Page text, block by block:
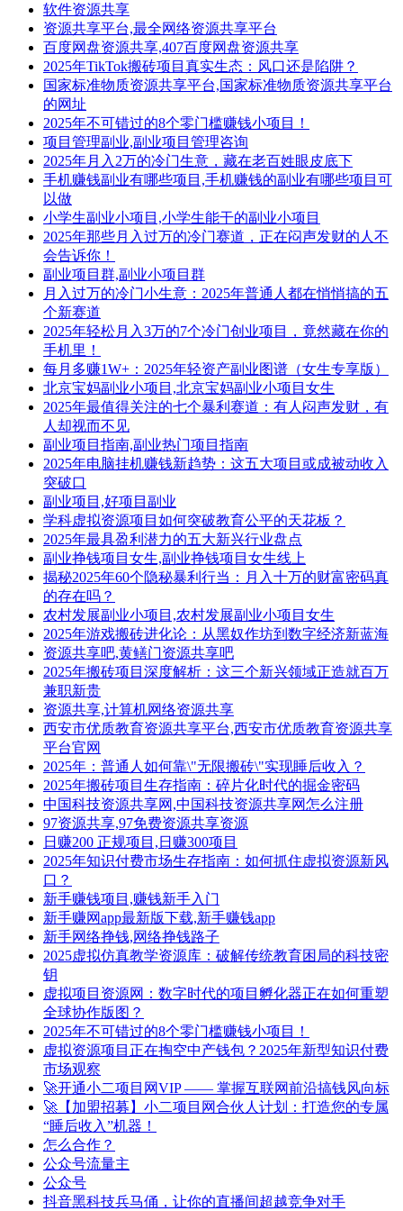
软件资源共享
资源共享平台,最全网络资源共享平台
百度网盘资源共享,407百度网盘资源共享
2025年TikTok搬砖项目真实生态：风口还是陷阱？
国家标准物质资源共享平台,国家标准物质资源共享平台
的网址
2025年不可错过的8个零门槛赚钱小项目！
项目管理副业,副业项目管理咨询
2025年月入2万的冷门生意，藏在老百姓眼皮底下
手机赚钱副业有哪些项目,手机赚钱的副业有哪些项目可
以做
小学生副业小项目,小学生能干的副业小项目
2025年那些月入过万的冷门赛道，正在闷声发财的人不
会告诉你！
副业项目群,副业小项目群
月入过万的冷门小生意：2025年普通人都在悄悄搞的五
个新赛道
2025年轻松月入3万的7个冷门创业项目，竟然藏在你的
手机里！
每月多赚1W+：2025年轻资产副业图谱（女生专享版）
北京宝妈副业小项目,北京宝妈副业小项目女生
2025年最值得关注的七个暴利赛道：有人闷声发财，有
人却视而不见
副业项目指南,副业热门项目指南
2025年电脑挂机赚钱新趋势：这五大项目或成被动收入
突破口
副业项目,好项目副业
学科虚拟资源项目如何突破教育公平的天花板？
2025年最具盈利潜力的五大新兴行业盘点
副业挣钱项目女生,副业挣钱项目女生线上
揭秘2025年60个隐秘暴利行当：月入十万的财富密码真
的存在吗？
农村发展副业小项目,农村发展副业小项目女生
2025年游戏搬砖进化论：从黑奴作坊到数字经济新蓝海
资源共享吧,黄鳝门资源共享吧
2025年搬砖项目深度解析：这三个新兴领域正造就百万
兼职新贵
资源共享,计算机网络资源共享
西安市优质教育资源共享平台,西安市优质教育资源共享
平台官网
2025年：普通人如何靠\"无限搬砖\"实现睡后收入？
2025年搬砖项目生存指南：碎片化时代的掘金密码
中国科技资源共享网,中国科技资源共享网怎么注册
97资源共享,97免费资源共享资源
日赚200 正规项目,日赚300项目
2025年知识付费市场生存指南：如何抓住虚拟资源新风
口？
新手赚钱项目,赚钱新手入门
新手赚网app最新版下载,新手赚钱app
新手网络挣钱,网络挣钱路子
2025虚拟仿真教学资源库：破解传统教育困局的科技密
钥
虚拟项目资源网：数字时代的项目孵化器正在如何重塑
全球协作版图？
2025年不可错过的8个零门槛赚钱小项目！
虚拟资源项目正在掏空中产钱包？2025年新型知识付费
市场观察
🚀开通小二项目网VIP —— 掌握互联网前沿搞钱风向标
🚀【加盟招募】小二项目网合伙人计划：打造您的专属
“睡后收入”机器！
怎么合作？
公众号流量主
公众号
抖音黑科技兵马俑，让你的直播间超越竞争对手